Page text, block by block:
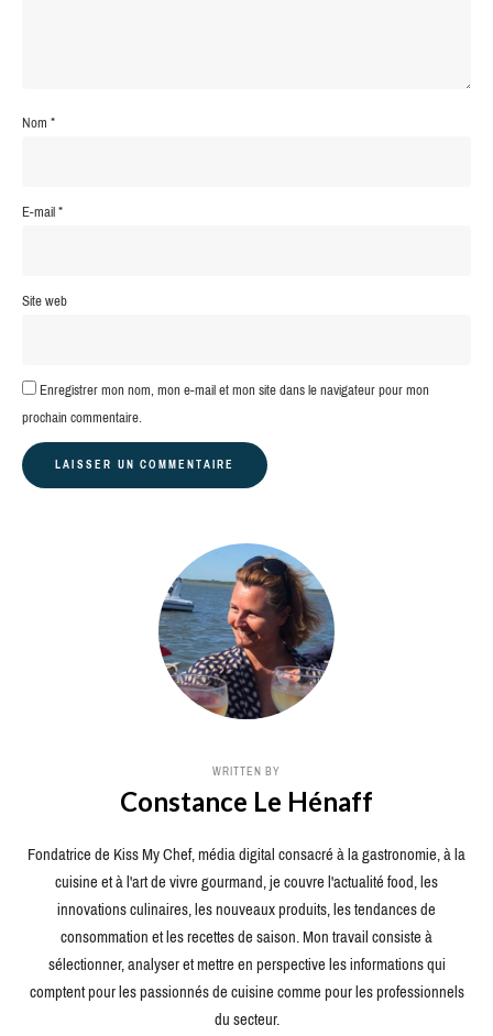
Nom*
E-mail*
Site web
Enregistrer mon nom, mon e-mail et mon site dans le navigateur pour mon
prochain commentaire.
WRITTEN BY
Constance Le Hénaff
Fondatrice de Kiss My Chef, média digital consacré à la gastronomie, à la
cuisine et à l'art de vivre gourmand, je couvre l'actualité food, les
innovations culinaires, les nouveaux produits, les tendances de
consommation et les recettes de saison. Mon travail consiste à
sélectionner, analyser et mettre en perspective les informations qui
comptent pour les passionnés de cuisine comme pour les professionnels
du secteur.